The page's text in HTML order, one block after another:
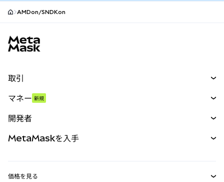
AMDon/SNDKon
取引
パーペチュアル
RWA
マネー 新規
開発者
MetaMaskを入手
価格を見る